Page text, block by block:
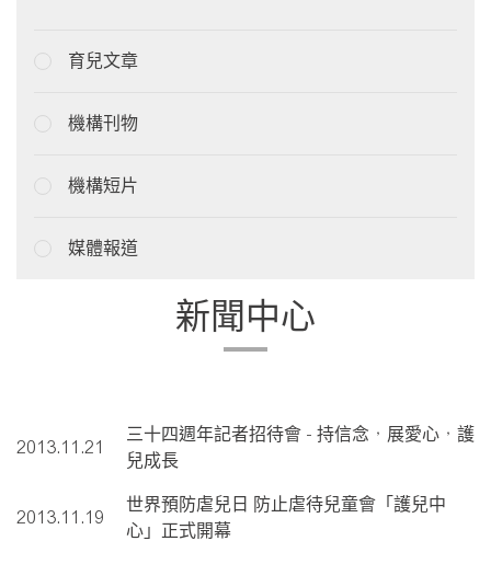
育兒文章
機構刊物
機構短片
媒體報道
新聞中心
2013.11.21
三十四週年記者招待會 - 持信念，展愛心，護
兒成長
2013.11.19
世界預防虐兒日 防止虐待兒童會「護兒中
心」正式開幕